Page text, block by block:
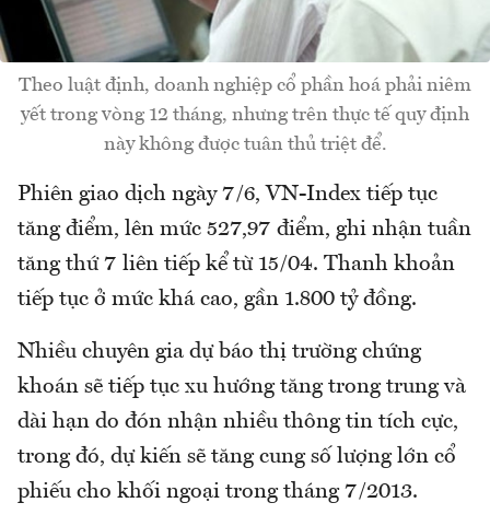
Theo luật định, doanh nghiệp cổ phần hoá phải niêm
yết trong vòng 12 tháng, nhưng trên thực tế quy định
này không được tuân thủ triệt để.
Phiên giao dịch ngày 7/6, VN-Index tiếp tục
tăng điểm, lên mức 527,97 điểm, ghi nhận tuần
tăng thứ 7 liên tiếp kể từ 15/04. Thanh khoản
tiếp tục ở mức khá cao, gần 1.800 tỷ đồng.
Nhiều chuyên gia dự báo thị trường chứng
khoán sẽ tiếp tục xu hướng tăng trong trung và
dài hạn do đón nhận nhiều thông tin tích cực,
trong đó, dự kiến sẽ tăng cung số lượng lớn cổ
phiếu cho khối ngoại trong tháng 7/2013.